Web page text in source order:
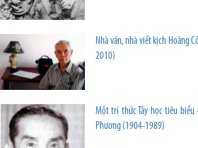
Nhà văn, nhà viết kịch Hoàng
2010)
Một trí thức Tây học tiêu biểu
Phương (1904-1989)